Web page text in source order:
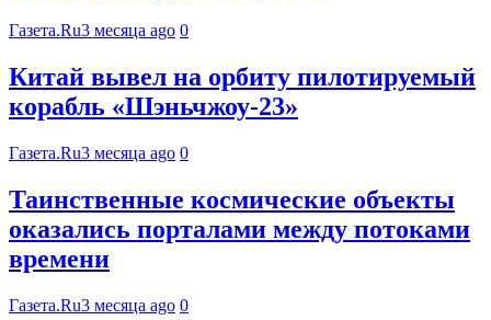
Газета.Ru3 месяца ago 0
Китай вывел на орбиту пилотируемый
корабль «Шэньчжоу-23»
Газета.Ru3 месяца ago 0
Таинственные космические объекты
оказались порталами между потоками
времени
Газета.Ru3 месяца ago 0